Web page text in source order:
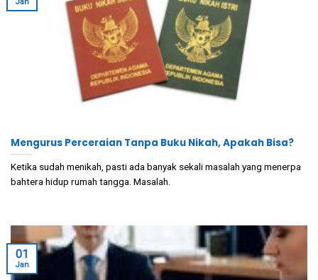
Mengurus Perceraian Tanpa Buku Nikah, Apakah Bisa?
Ketika sudah menikah, pasti ada banyak sekali masalah yang menerpa
bahtera hidup rumah tangga. Masalah.
01
Jan